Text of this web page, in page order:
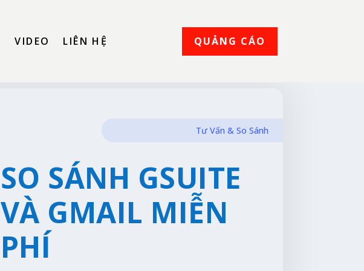
VIDEO LIÊN HỆ QUẢNG CÁO
Tư Vấn & So Sánh
SO SÁNH GSUITE
VÀ GMAIL MIỄN
PHÍ